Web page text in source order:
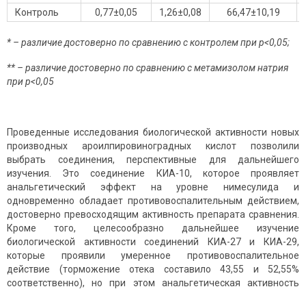
Контроль 0,77±0,05 1,26±0,08 66,47±10,19
* – различие достоверно по сравнению с контролемприp<0,05;
** – различие достоверно по сравнению с метамизолом натрия
приp<0,05
Проведенные исследования биологической активности новых
производных ароилпировиноградных кислот позволили
выбрать соединения, перспективные для дальнейшего
изучения. Это соединение КИА-10, которое проявляет
анальгетический эффект на уровне нимесулида и
одновременно обладает противовоспалительным действием,
достоверно превосходящим активность препарата сравнения.
Кроме того, целесообразно дальнейшее изучение
биологической активности соединений КИА-27 и КИА-29,
которые проявили умеренное противовоспалительное
действие (торможение отека составило 43,55 и 52,55%
соответственно), но при этом анальгетическая активность